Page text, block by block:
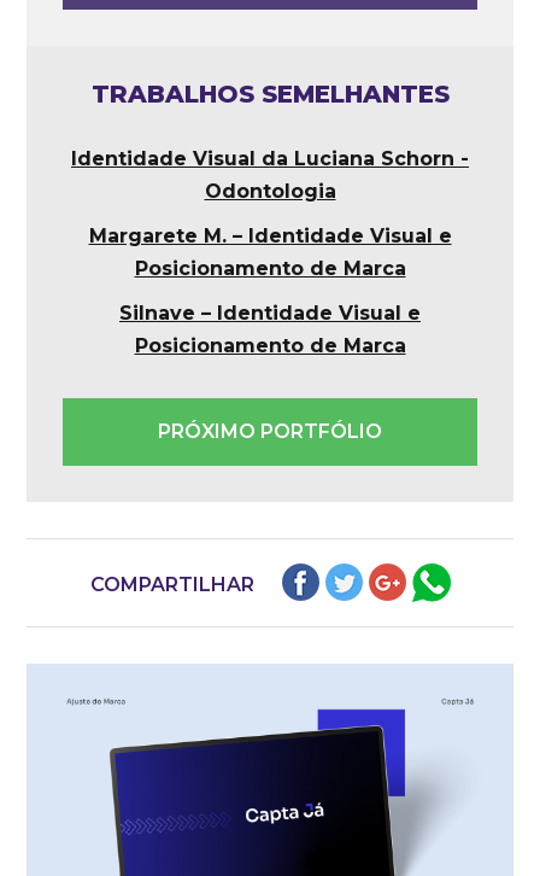
TRABALHOS SEMELHANTES
Identidade Visual da Luciana Schorn -
Odontologia
Margarete M. – Identidade Visual e
Posicionamento de Marca
Silnave – Identidade Visual e
Posicionamento de Marca
PRÓXIMO PORTFÓLIO
COMPARTILHAR